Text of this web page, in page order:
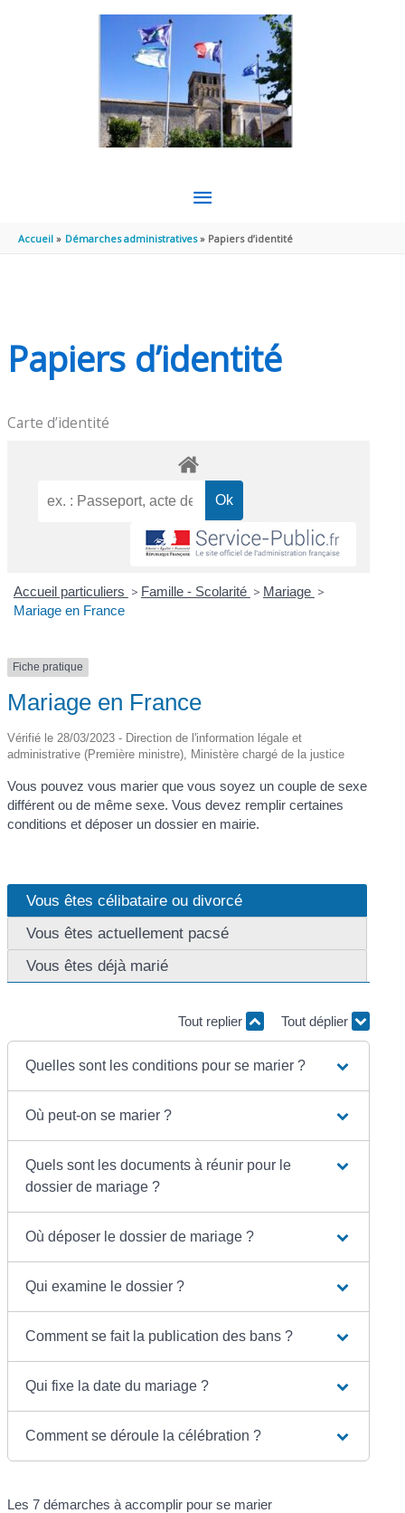
MENU
PRINCIPAL
Accueil Démarches administratives Papiers d’identité
Papiers d’identité
Carte d’identité
Accueil particuliers > Famille - Scolarité > Mariage >
Mariage en France
Fiche pratique
Mariage en France
Vérifié le 28/03/2023 - Direction de l'information légale et
administrative (Première ministre), Ministère chargé de la justice
Vous pouvez vous marier que vous soyez un couple de sexe
différent ou de même sexe. Vous devez remplir certaines
conditions et déposer un dossier en mairie.
Vous êtes célibataire ou divorcé
Vous êtes actuellement pacsé
Vous êtes déjà marié
Tout replier Tout déplier
Quelles sont les conditions pour se marier ?
Où peut-on se marier ?
Quels sont les documents à réunir pour le
dossier de mariage ?
Où déposer le dossier de mariage ?
Qui examine le dossier ?
Comment se fait la publication des bans ?
Qui fixe la date du mariage ?
Comment se déroule la célébration ?
Les 7 démarches à accomplir pour se marier